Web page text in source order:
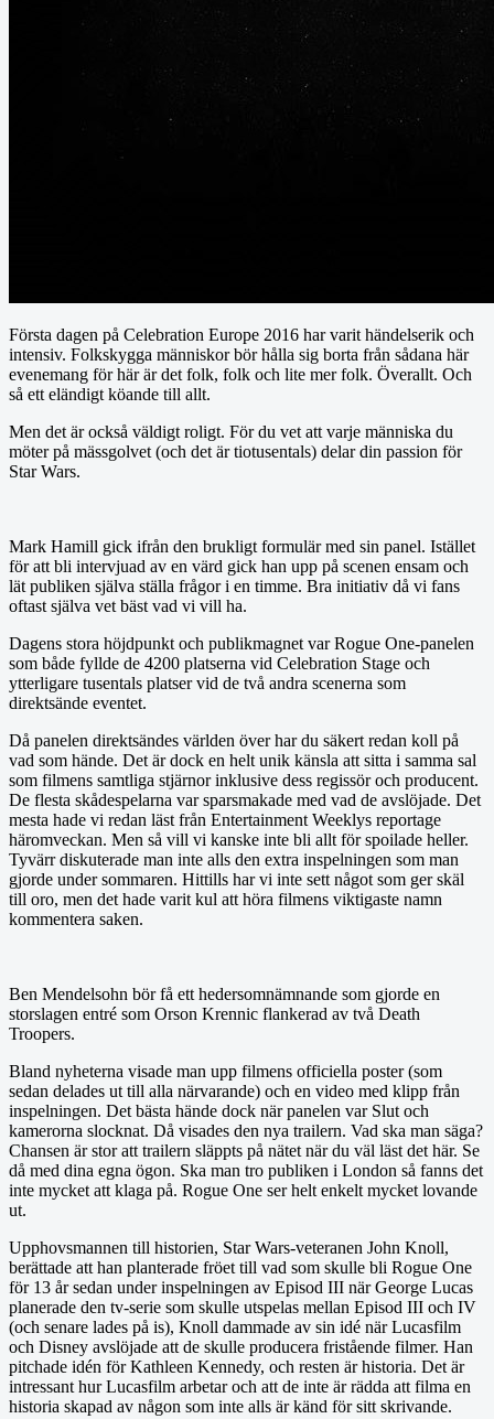
Första dagen på Celebration Europe 2016 har varit händelserik och
intensiv. Folkskygga människor bör hålla sig borta från sådana här
evenemang för här är det folk, folk och lite mer folk. Överallt. Och
så ett eländigt köande till allt.
Men det är också väldigt roligt. För du vet att varje människa du
möter på mässgolvet (och det är tiotusentals) delar din passion för
Star Wars.
Mark Hamill gick ifrån den brukligt formulär med sin panel. Istället
för att bli intervjuad av en värd gick han upp på scenen ensam och
lät publiken själva ställa frågor i en timme. Bra initiativ då vi fans
oftast själva vet bäst vad vi vill ha.
Dagens stora höjdpunkt och publikmagnet var Rogue One-panelen
som både fyllde de 4200 platserna vid Celebration Stage och
ytterligare tusentals platser vid de två andra scenerna som
direktsände eventet.
Då panelen direktsändes världen över har du säkert redan koll på
vad som hände. Det är dock en helt unik känsla att sitta i samma sal
som filmens samtliga stjärnor inklusive dess regissör och producent.
De flesta skådespelarna var sparsmakade med vad de avslöjade. Det
mesta hade vi redan läst från Entertainment Weeklys reportage
häromveckan. Men så vill vi kanske inte bli allt för spoilade heller.
Tyvärr diskuterade man inte alls den extra inspelningen som man
gjorde under sommaren. Hittills har vi inte sett något som ger skäl
till oro, men det hade varit kul att höra filmens viktigaste namn
kommentera saken.
Ben Mendelsohn bör få ett hedersomnämnande som gjorde en
storslagen entré som Orson Krennic flankerad av två Death
Troopers.
Bland nyheterna visade man upp filmens officiella poster (som
sedan delades ut till alla närvarande) och en video med klipp från
inspelningen. Det bästa hände dock när panelen var Slut och
kamerorna slocknat. Då visades den nya trailern. Vad ska man säga?
Chansen är stor att trailern släppts på nätet när du väl läst det här. Se
då med dina egna ögon. Ska man tro publiken i London så fanns det
inte mycket att klaga på. Rogue One ser helt enkelt mycket lovande
ut.
Upphovsmannen till historien, Star Wars-veteranen John Knoll,
berättade att han planterade fröet till vad som skulle bli Rogue One
för 13 år sedan under inspelningen av Episod III när George Lucas
planerade den tv-serie som skulle utspelas mellan Episod III och IV
(och senare lades på is), Knoll dammade av sin idé när Lucasfilm
och Disney avslöjade att de skulle producera fristående filmer. Han
pitchade idén för Kathleen Kennedy, och resten är historia. Det är
intressant hur Lucasfilm arbetar och att de inte är rädda att filma en
historia skapad av någon som inte alls är känd för sitt skrivande.